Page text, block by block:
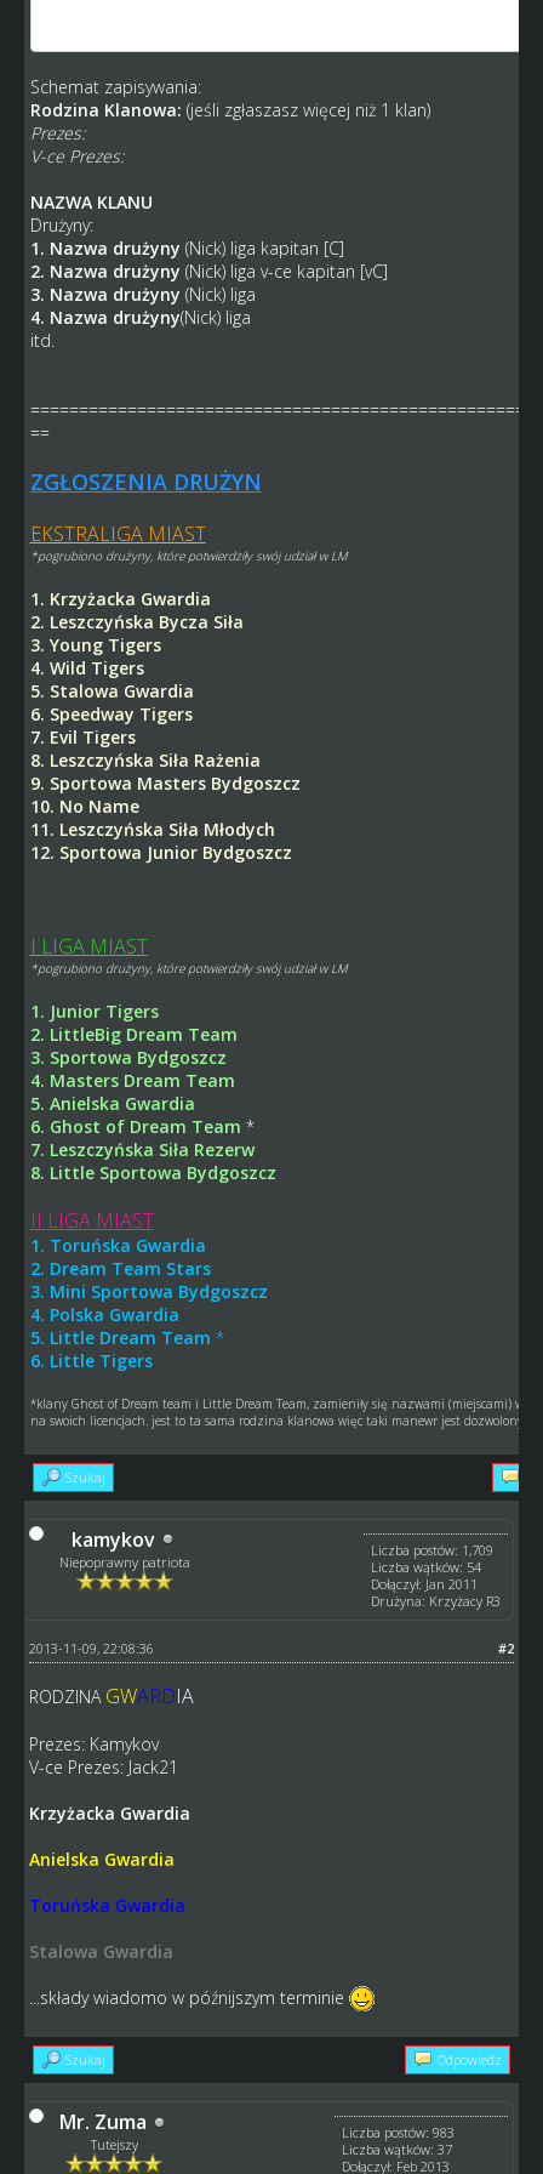
Schemat zapisywania:
Rodzina Klanowa: (jeśli zgłaszasz więcej niż 1 klan)
Prezes:
V-ce Prezes:
NAZWA KLANU
Drużyny:
1. Nazwa drużyny (Nick) liga kapitan [C]
2. Nazwa drużyny (Nick) liga v-ce kapitan [vC]
3. Nazwa drużyny (Nick) liga
4. Nazwa drużyny(Nick) liga
itd.
==
ZGŁOSZENIA DRUŻYN
EKSTRALIGA MIAST
*pogrubiono drużyny, które potwierdziły swój udział w LM
1. Krzyżacka Gwardia
2. Leszczyńska Bycza Siła
3. Young Tigers
4. Wild Tigers
5. Stalowa Gwardia
6. Speedway Tigers
7. Evil Tigers
8. Leszczyńska Siła Rażenia
9. Sportowa Masters Bydgoszcz
10. No Name
11. Leszczyńska Siła Młodych
12. Sportowa Junior Bydgoszcz
I LIGA MIAST
*pogrubiono drużyny, które potwierdziły swój udział w LM
1. Junior Tigers
2. LittleBig Dream Team
3. Sportowa Bydgoszcz
4. Masters Dream Team
5. Anielska Gwardia
6. Ghost of Dream Team *
7. Leszczyńska Siła Rezerw
8. Little Sportowa Bydgoszcz
II LIGA MIAST
1. Toruńska Gwardia
2. Dream Team Stars
3. Mini Sportowa Bydgoszcz
4. Polska Gwardia
5. Little Dream Team *
6. Little Tigers
*klany Ghost of Dream team i Little Dream Team, zamieniły się nazwami (miejscami)
na swoich licencjach. jest to ta sama rodzina klanowa więc taki manewr jest dozwolony
Szukaj
kamykov
Niepoprawny patriota
Liczba postów: 1,709
Liczba wątków: 54
Dołączył: Jan 2011
Drużyna: Krzyżacy R3
#2
2013-11-09, 22:08:36
RODZINA GWARDIA
Prezes: Kamykov
V-ce Prezes: Jack21
Krzyżacka Gwardia
Anielska Gwardia
Toruńska Gwardia
Stalowa Gwardia
...składy wiadomo w późnijszym terminie
Szukaj Odpowiedz
Mr. Zuma
Tutejszy
Liczba postów: 983
Liczba wątków: 37
Dołączył: Feb 2013